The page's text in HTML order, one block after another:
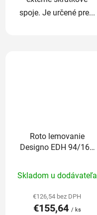
spoje. Je určené pre...
Roto lemovanie
Designo EDH 94/160
hodnotenie
produktu
je
Skladom u dodávateľa
€126,54 bez DPH
€155,64 / ks